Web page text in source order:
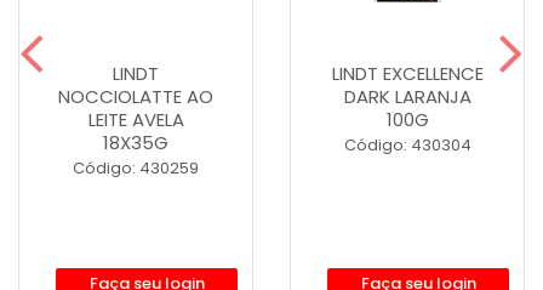
LINDT
NOCCIOLATTE AO
LEITE AVELA
18X35G
Código: 430259
Faça seu login
LINDT EXCELLENCE
DARK LARANJA
100G
Código: 430304
Faça seu login